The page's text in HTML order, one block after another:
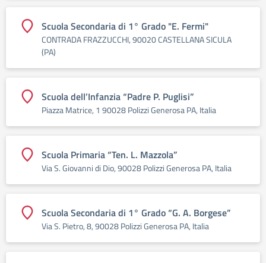
Scuola Secondaria di 1° Grado "E. Fermi"
CONTRADA FRAZZUCCHI, 90020 CASTELLANA SICULA
(PA)
Scuola dell’Infanzia “Padre P. Puglisi”
Piazza Matrice, 1 90028 Polizzi Generosa PA, Italia
Scuola Primaria “Ten. L. Mazzola”
Via S. Giovanni di Dio, 90028 Polizzi Generosa PA, Italia
Scuola Secondaria di 1° Grado “G. A. Borgese”
Via S. Pietro, 8, 90028 Polizzi Generosa PA, Italia